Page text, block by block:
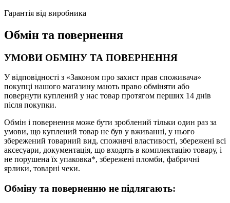
Гарантія від виробника
Обмін та повернення
УМОВИ ОБМІНУ ТА ПОВЕРНЕННЯ
У відповідності з «Законом про захист прав споживача»
покупці нашого магазину мають право обміняти або
повернути куплений у нас товар протягом перших 14 днів
після покупки.
Обмін і повернення може бути зроблений тільки один раз за
умови, що куплений товар не був у вживанні, у нього
збережений товарний вид, споживчі властивості, збережені всі
аксесуари, документація, що входять в комплектацію товару, і
не порушена їх упаковка*, збережені пломби, фабричні
ярлики, товарні чеки.
Обміну та поверненню не підлягають: